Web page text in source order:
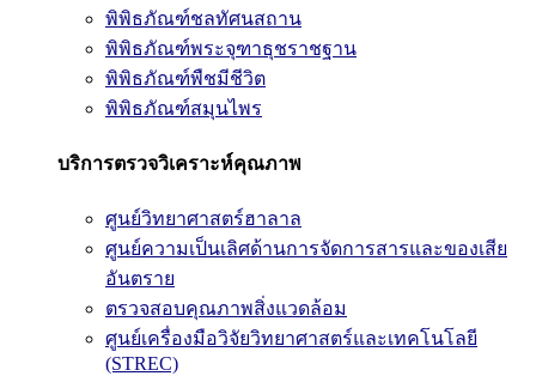
พิพิธภัณฑ์ชลทัศนสถาน
พิพิธภัณฑ์พระจุฑาธุชราชฐาน
พิพิธภัณฑ์พืชมีชีวิต
พิพิธภัณฑ์สมุนไพร
บริการตรวจวิเคราะห์คุณภาพ
ศูนย์วิทยาศาสตร์ฮาลาล
ศูนย์ความเป็นเลิศด้านการจัดการสารและของเสีย
อันตราย
ตรวจสอบคุณภาพสิ่งแวดล้อม
ศูนย์เครื่องมือวิจัยวิทยาศาสตร์และเทคโนโลยี
(STREC)